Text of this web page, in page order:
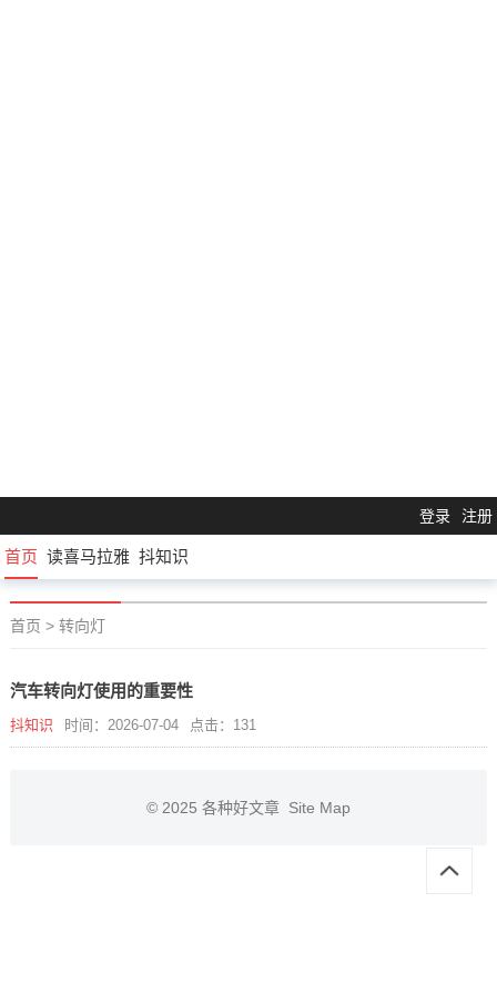
登录 注册
首页 读喜马拉雅 抖知识
首页 > 转向灯
汽车转向灯使用的重要性
抖知识 时间：2026-07-04 点击：131
© 2025 各种好文章 Site Map